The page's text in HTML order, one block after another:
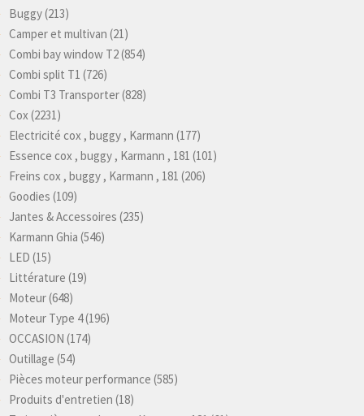
Buggy(213)
Camper et multivan (21)
Combi bay window T2(854)
Combi split T1 (726)
Combi T3 Transporter(828)
Cox(2231)
Electricité cox , buggy , Karmann (177)
Essence cox , buggy , Karmann , 181 (101)
Freins cox , buggy , Karmann , 181 (206)
Goodies (109)
Jantes & Accessoires (235)
Karmann Ghia (546)
LED (15)
Littérature (19)
Moteur(648)
Moteur Type 4(196)
OCCASION (174)
Outillage (54)
Pièces moteur performance (585)
Produits d'entretien (18)